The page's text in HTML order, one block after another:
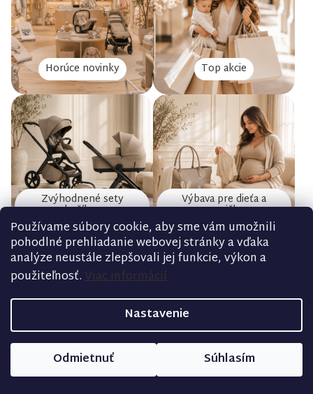
Používame súbory cookie, aby sme vám umožnili
pohodlné prehliadanie webovej stránky a vďaka
analýze neustále zlepšovali jej funkcie, výkon a
použiteľnosť.Viac informácií
Nastavenie
Odmietnuť Súhlasím
Horúce novinky Top akcie
Zvýhodnené sety
kočíkov
Výbava pre dieťa a
mamičku
Načítať ďalšie
Náš blog